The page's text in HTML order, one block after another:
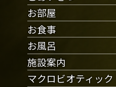
お部屋
お食事
お風呂
施設案内
マクロビオティック